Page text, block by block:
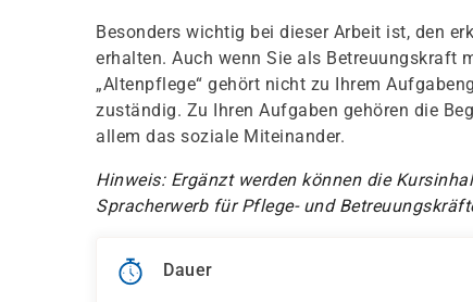
Besonders wichtig bei dieser Arbeit ist, den
erhalten. Auch wenn Sie als Betreuungskraft
„Altenpflege“ gehört nicht zu Ihrem
zuständig. Zu Ihren Aufgaben gehören die
allem das soziale Miteinander.
Hinweis: Ergänzt werden können die
Spracherwerb für Pflege- und
Dauer